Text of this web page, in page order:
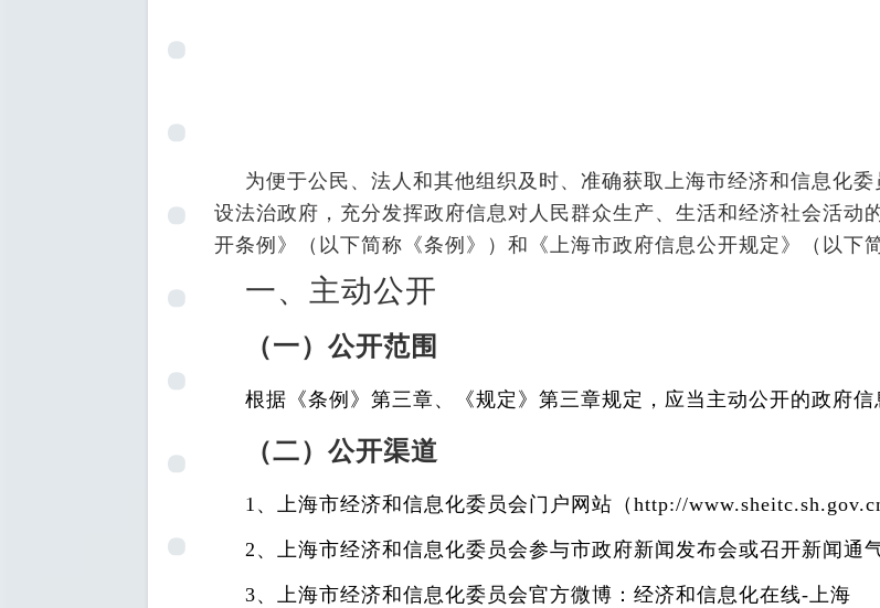
为便于公民、法人和其他组织及时、准确获取上海市经济和信息化
设法治政府，充分发挥政府信息对人民群众生产、生活和经济社会活动
开条例》（以下简称《条例》）和《上海市政府信息公开规定》（以下
一、主动公开
（一）公开范围
根据《条例》第三章、《规定》第三章规定，应当主动公开的政府信
（二）公开渠道
1 、上海市经济和信息化委员会门户网站（http://
2 、上海市经济和信息化委员会参与市政府新闻发布会或召开新闻通
3、上海市经济和信息化委员会官方微博：经济和信息化在线-上海